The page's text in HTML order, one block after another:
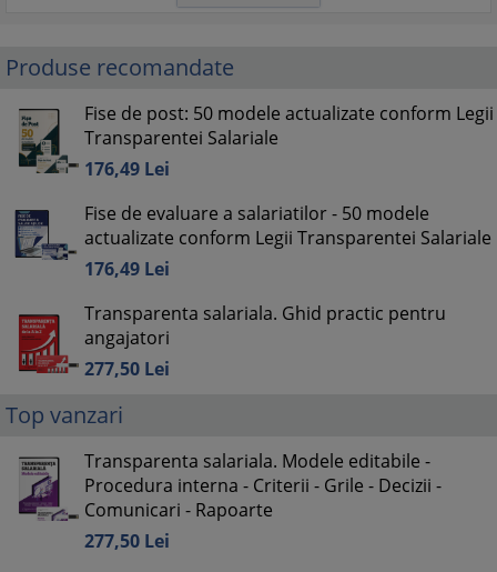
Produse recomandate
Fise de post: 50 modele actualizate conform Legii
Transparentei Salariale
176,49 Lei
Fise de evaluare a salariatilor - 50 modele
actualizate conform Legii Transparentei Salariale
176,49 Lei
Transparenta salariala. Ghid practic pentru
angajatori
277,50 Lei
Top vanzari
Transparenta salariala. Modele editabile -
Procedura interna - Criterii - Grile - Decizii -
Comunicari - Rapoarte
277,50 Lei